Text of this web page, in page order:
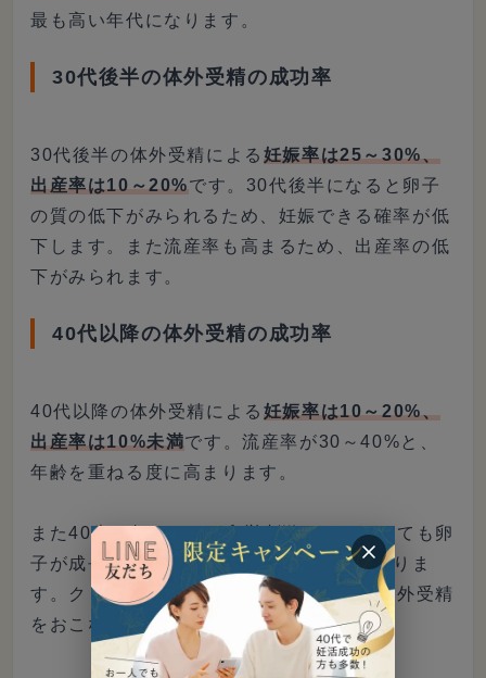
最も高い年代になります。
30代後半の体外受精の成功率
30代後半の体外受精による 妊娠率は25～30%、
出産率は10～20%です。30代後半になると卵子
の質の低下がみられるため、妊娠できる確率が低
下します。また流産率も高まるため、出産率の低
下がみられます。
40代以降の体外受精の成功率
40代以降の体外受精による 妊娠率は10～20%、
出産率は10%未満です。流産率が30～40%と、
年齢を重ねる度に高まります。
また40歳を超えると、卵巣刺激をおこなっても卵
子が成長せず、採卵にいたらないこともありま
す。クリニックによっては、45歳以上の体外受精
をおこなわないケースもみられますよ。